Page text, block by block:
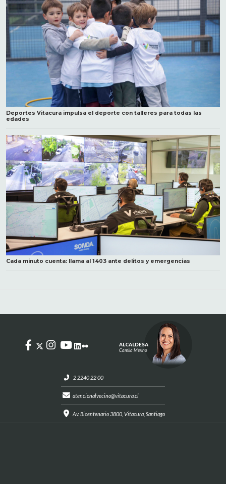
Deportes Vitacura impulsa el deporte con talleres para todas las
edades
Cada minuto cuenta: llama al 1403 ante delitos y emergencias
2 2240 22 00
atencionalvecino@vitacura.cl
Av. Bicentenario 3800, Vitacura, Santiago
ALCALDESA
Camila Merino